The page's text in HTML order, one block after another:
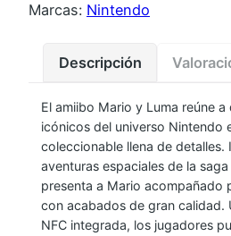
O
Marcas: Nintendo
Descripción
El amiibo Mario y Luma reúne
icónicos del universo Nintendo
coleccionable llena de detalles.
aventuras espaciales de la
presenta a Mario acompañado
con acabados de gran calidad.
NFC integrada, los jugadores